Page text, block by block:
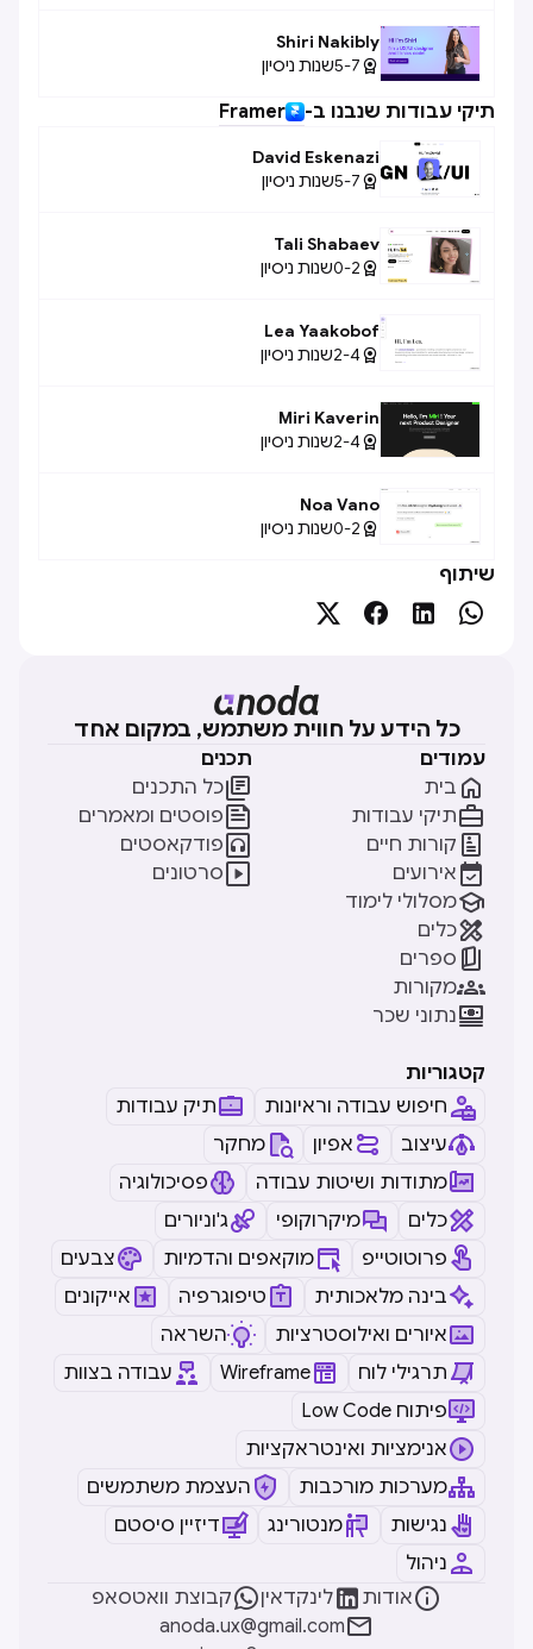
Shiri Nakibly

5-7שנות ניסיון
תיקי עבודות שנבנו ב- Framer
David Eskenazi

5-7שנות ניסיון
Tali Shabaev

0-2שנות ניסיון
Lea Yaakobof

2-4שנות ניסיון
Miri Kaverin

2-4שנות ניסיון
Noa Vano

0-2שנות ניסיון
שיתוף




כל הידע על חווית משתמש, במקום אחד
עמודים
בית 
תיקי עבודות
קורות חיים 
אירועים 
מסלולי לימוד
כלים
ספרים 
מקורות
נתוני שכר
תכנים
כל התכנים
פוסטים ומאמרים
פודקאסטים
סרטונים
קטגוריות
חיפוש עבודה וראיונות
תיק עבודות
עיצוב
אפיון
מחקר
מתודות ושיטות עבודה
פסיכולוגיה
כלים
מיקרוקופי
ג'וניורים
פרוטוטייפ
מוקאפים והדמיות
צבעים
בינה מלאכותית
טיפוגרפיה
אייקונים
איורים ואילוסטרציות
השראה
תרגילי לוח
Wireframe
עבודה בצוות
Low Code פיתוח
אנימציות ואינטראקציות
מערכות מורכבות
העצמת משתמשים
נגישות
מנטורינג
דיזיין סיסטם
ניהול
אודות לינקדאין קבוצת וואטסאפ
anoda.ux@gmail.com